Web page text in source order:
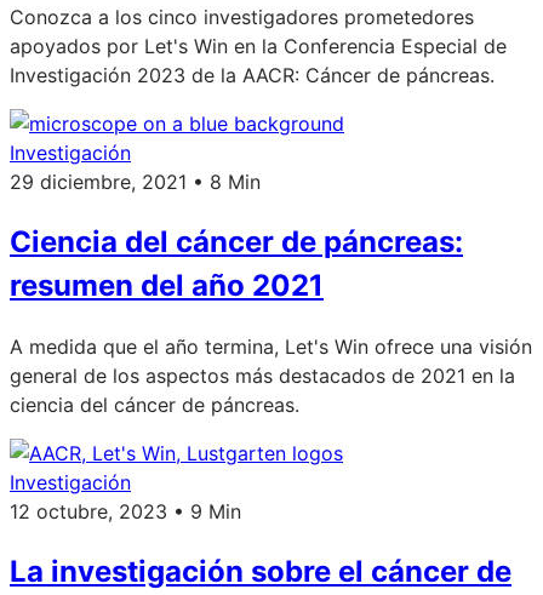
Conozca a los cinco investigadores prometedores
apoyados por Let's Win en la Conferencia Especial de
Investigación 2023 de la AACR: Cáncer de páncreas.
Investigación
29 diciembre, 2021 • 8 Min
Ciencia del cáncer de páncreas:
resumen del año 2021
A medida que el año termina, Let's Win ofrece una visión
general de los aspectos más destacados de 2021 en la
ciencia del cáncer de páncreas.
Investigación
12 octubre, 2023 • 9 Min
La investigación sobre el cáncer de